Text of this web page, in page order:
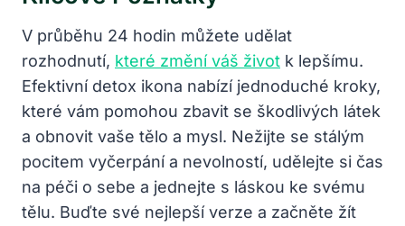
V průběhu 24 hodin můžete udělat
rozhodnutí, které změní váš život k lepšímu.
Efektivní detox ikona nabízí jednoduché kroky,
které vám pomohou zbavit se škodlivých látek
a obnovit vaše tělo a mysl. Nežijte se stálým
pocitem vyčerpání a nevolností, udělejte si čas
na péči o sebe a jednejte s láskou ke svému
tělu. Buďte své nejlepší verze a začněte žít